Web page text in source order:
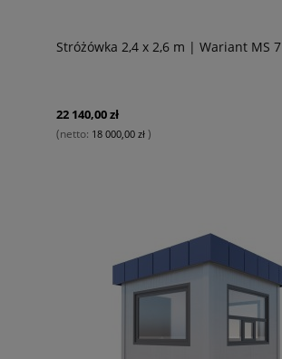
Stróżówka 2,4 x 2,6 m | Wariant MS 7
22 140,00 zł
(netto: 18 000,00 zł )